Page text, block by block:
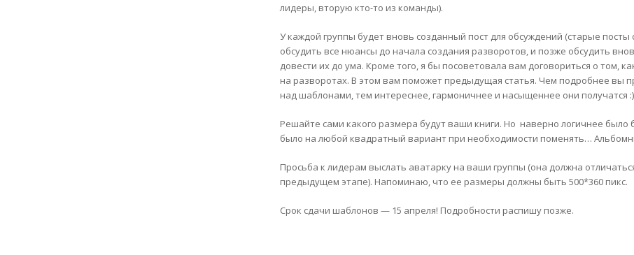
лидеры, вторую кто-то из команды).
У каждой группы будет вновь созданный пост для обсуждений (старые
обсудить все нюансы до начала создания разворотов, и позже обсудить
довести их до ума. Кроме того, я бы посоветовала вам договориться о том,
на разворотах. В этом вам поможет предыдущая статья. Чем подробнее вы
над шаблонами, тем интереснее, гармоничнее и насыщеннее они получатся
Решайте сами какого размера будут ваши книги. Но наверно логичнее
было на любой квадратный вариант при необходимости поменять…
Просьба к лидерам выслать аватарку на ваши группы (она должна
предыдущем этапе). Напоминаю, что ее размеры должны быть 500*360 пикс.
Срок сдачи шаблонов — 15 апреля! Подробности распишу позже.